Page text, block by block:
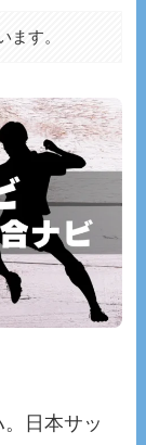
ます。
日本サッ